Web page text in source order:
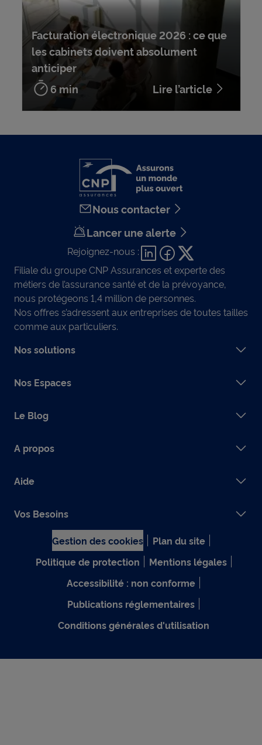
Facturation électronique 2026 : ce que
les cabinets doivent absolument
anticiper
6 min
Lire l’article
Nous contacter
Lancer une alerte
Rejoignez-nous :
Filiale du groupe CNP Assurances et experte des
métiers de l’assurance santé et de la prévoyance,
nous protégeons 1,4 million de personnes.
Nos offres s’adressent aux entreprises de toutes tailles
comme aux particuliers.
Nos solutions
Nos Espaces
Le Blog
A propos
Aide
Vos Besoins
Gestion des cookies
Plan du site
Politique de protection
Mentions légales
Accessibilité : non conforme
Publications réglementaires
Conditions générales d'utilisation